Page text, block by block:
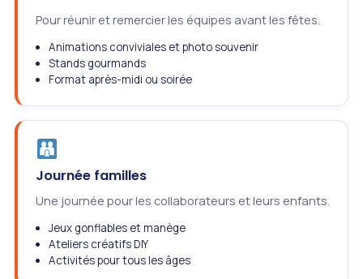
Pour réunir et remercier les équipes avant les fêtes.
Animations conviviales et photo souvenir
Stands gourmands
Format après-midi ou soirée
Journée familles
Une journée pour les collaborateurs et leurs enfants.
Jeux gonflables et manège
Ateliers créatifs DIY
Activités pour tous les âges